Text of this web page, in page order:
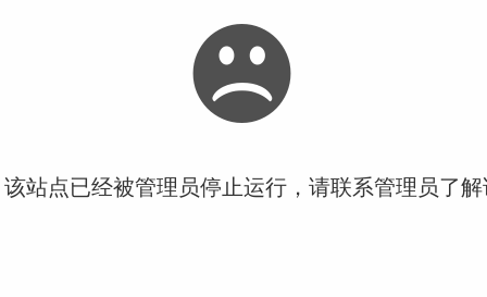
站点已经被管理员停止运行，请联系管理员了